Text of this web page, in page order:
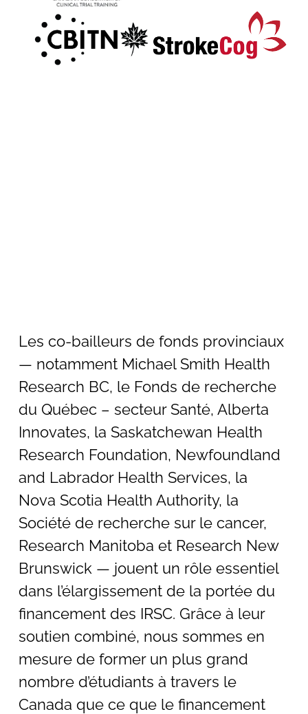
Les co-bailleurs de fonds provinciaux
— notamment Michael Smith Health
Research BC, le Fonds de recherche
du Québec – secteur Santé, Alberta
Innovates, la Saskatchewan Health
Research Foundation, Newfoundland
and Labrador Health Services, la
Nova Scotia Health Authority, la
Société de recherche sur le cancer,
Research Manitoba et Research New
Brunswick — jouent un rôle essentiel
dans l’élargissement de la portée du
financement des IRSC. Grâce à leur
soutien combiné, nous sommes en
mesure de former un plus grand
nombre d’étudiants à travers le
Canada que ce que le financement